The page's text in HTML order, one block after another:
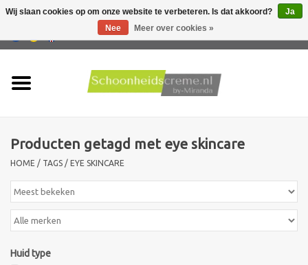
Producten
Huidproblemen
Mannen verzorging
Acties
Producten getagd met eye skincare
HOME / TAGS / EYE SKINCARE
Huid type
Wij slaan cookies op om onze website te verbeteren. Is dat akkoord?
Ja
Nee
Meer over cookies »